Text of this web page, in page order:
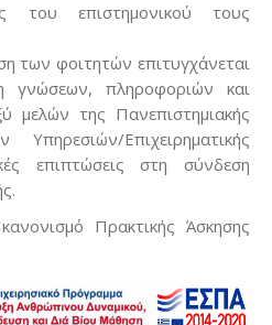
του επιστημονικού τους
των φοιτητών επιτυγχάνεται
γνώσεων, πληροφοριών και
μελών της Πανεπιστημιακής
Επιχειρηματικής
επιπτώσεις στη σύνδεση
Πρακτικής Άσκησης